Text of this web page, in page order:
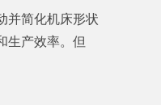
简化机床形状
生产效率。但